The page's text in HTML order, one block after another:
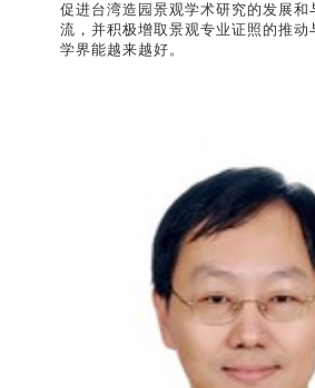
促进台湾造园景观学术研究的发展和
流，并积极增取景观专业证照的推动
学界能越来越好。